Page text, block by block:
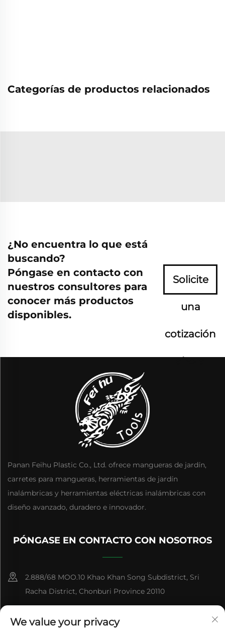
Categorías de productos relacionados
¿No encuentra lo que está
buscando?
Póngase en contacto con
nuestros consultores para
conocer más productos
disponibles.
Solicite
una
cotización
ahora
Panan Feihu Plastic Co., Ltd. ofrece mangueras de jardín,
carretes para mangueras, herramientas de jardín
inalámbricas y herramientas eléctricas inalámbricas con
diseño avanzado, duradero e innovador.
PÓNGASE EN CONTACTO CON NOSOTROS
2.888/68 MOO.10 Khao Khan Song Subdistrict, Sri
Racha District, Chonburi Province 20110
We value your privacy